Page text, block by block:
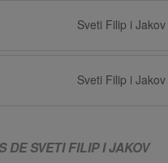
Sveti Filip i Jakov
Sveti Filip i Jakov
DE SVETI FILIP I JAKOV